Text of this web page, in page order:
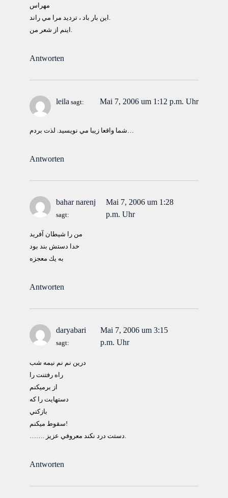
مهراس
اين بار باد ، ترديد مرا مي راند.
اينم از شعر من.
Antworten
leila sagt: Mai 7, 2006 um 1:12 p.m. Uhr
Antworten
bahar narenj
sagt:
Mai 7, 2006 um 1:28
p.m. Uhr
من را شيطان آفريد
خدا دستش بند بود
به يك معجزه
Antworten
daryabari
sagt:
Mai 7, 2006 um 3:15
p.m. Uhr
درين نم نم نيمه شب
راه رفتنت را
از برميكنم
دستهايت را كه
بازكني
سقوط ميكنم!
Antworten